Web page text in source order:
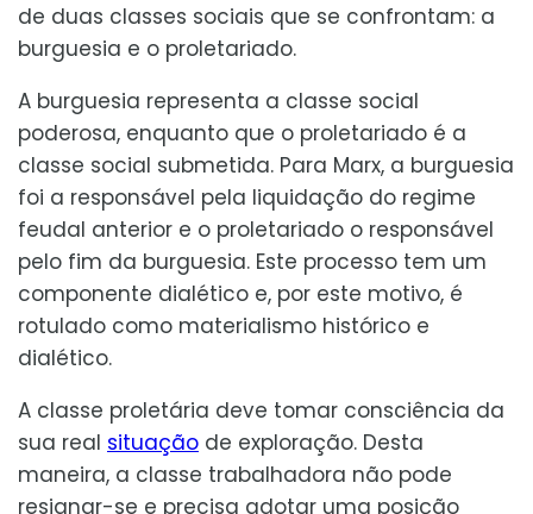
de duas classes sociais que se confrontam: a
burguesia e o proletariado.
A burguesia representa a classe social
poderosa, enquanto que o proletariado é a
classe social submetida. Para Marx, a burguesia
foi a responsável pela liquidação do regime
feudal anterior e o proletariado o responsável
pelo fim da burguesia. Este processo tem um
componente dialético e, por este motivo, é
rotulado como materialismo histórico e
dialético.
A classe proletária deve tomar consciência da
sua real situação de exploração. Desta
maneira, a classe trabalhadora não pode
resignar-se e precisa adotar uma posição